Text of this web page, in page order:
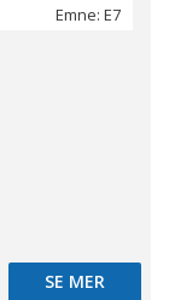
Emne: E7
SE MER
SE MER